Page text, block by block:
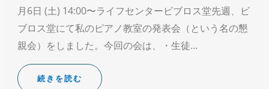
月6日 (土) 14:00〜ライフセンタービブロス堂先週、ビ
ブロス堂にて私のピアノ教室の発表会（という名の懇
親会）をしました。今回の会は、・生徒…
続きを読む